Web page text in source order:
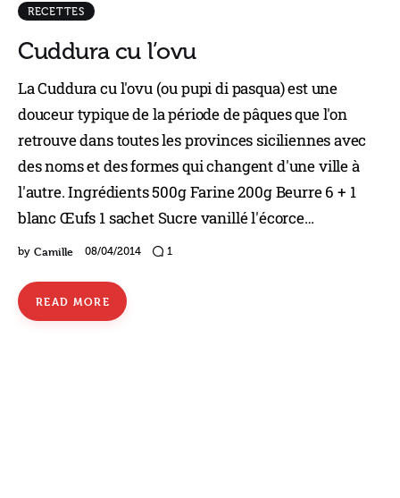
RECETTES
Cuddura cu l’ovu
La Cuddura cu l'ovu (ou pupi di pasqua) est une
douceur typique de la période de pâques que l'on
retrouve dans toutes les provinces siciliennes avec
des noms et des formes qui changent d'une ville à
l'autre. Ingrédients 500g Farine 200g Beurre 6 + 1
blanc Œufs 1 sachet Sucre vanillé l'écorce…
by Camille 08/04/2014 1
READ MORE